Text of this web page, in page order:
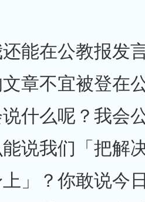
能在公教报发
章不宜被登在
什么呢？我会
说我们「把解
」？你敢说今